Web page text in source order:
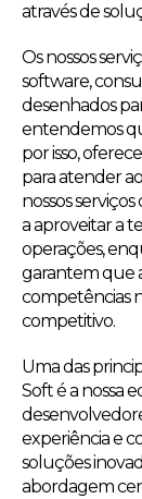
através de
Os nossos
software,
desenhados
entendemos
por isso,
para atender
nossos
a aproveitar a
operações,
garantem que
competências
competitivo.
Uma das
Soft é a nossa
experiência e
soluções
abordagem